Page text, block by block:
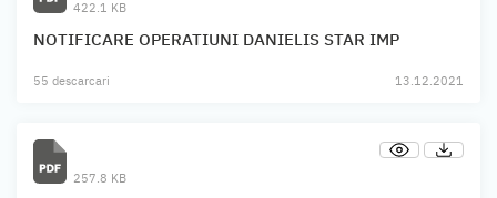
422.1 KB
NOTIFICARE OPERATIUNI DANIELIS STAR IMP
55 descarcari 13.12.2021
257.8 KB